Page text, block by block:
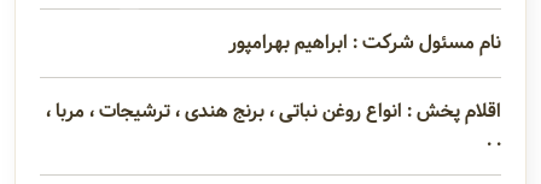
مدیران و
مسئولین
نام مسئول شرکت : ابراهیم بهرامپور
اقلام پخش : انواع روغن نباتی ، برنج هندی ، ترشیجات ، مربا ،
. .